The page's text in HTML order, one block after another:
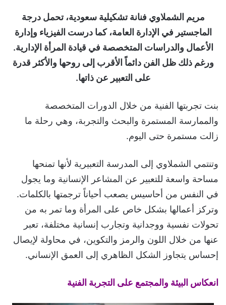
مريم الشملاوي فنانة تشكيلية سعودية، تحمل درجة
الماجستير في الإدارة العامة، كما درست الفيزياء وإدارة
الأعمال والدراسات المتخصصة في قيادة المرأة الإدارية.
ورغم ذلك ظل الفن دائماً الأقرب إلى روحها والأكثر قدرة
على التعبير عن ذاتها.
بنت تجربتها الفنية من خلال الدورات المتخصصة
والممارسة المستمرة والبحث والتجربة، وهي رحلة ما
زالت مستمرة حتى اليوم.
وتنتمي الشملاوي إلى المدرسة التعبيرية لأنها تمنحها
مساحة واسعة للتعبير عن المشاعر الإنسانية وما يجول
في النفس من أحاسيس يصعب أحياناً ترجمتها بالكلمات.
وتركز أعمالها بشكل خاص على المرأة وما تمر به من
تحولات نفسية ووجدانية وتجارب إنسانية مختلفة، تعبر
عنها من خلال اللون والرمز والتكوين، في محاولة لإيصال
إحساس يتجاوز الشكل الظاهري إلى العمق الإنساني.
انعكاس البيئة والمجتمع على التجربة الفنية